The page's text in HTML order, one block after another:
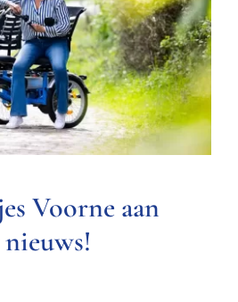
Voorne aan Zee
nieuws!
Nieuwsitem
Voorne aan